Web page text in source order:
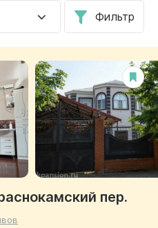
Фильтр
пер.